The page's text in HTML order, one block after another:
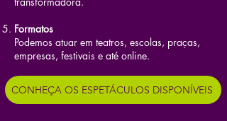
Formatos
Podemos atuar em teatros, escolas, praças,
empresas, festivais e até online.
CONHEÇA OS ESPETÁCULOS DISPONÍVEIS